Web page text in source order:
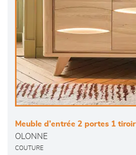
Meuble d’entrée 2 portes 1 tiroir
OLONNE
COUTURE